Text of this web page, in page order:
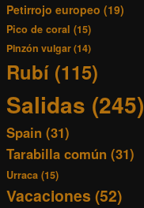
Petirrojo europeo (19)
Pico de coral (15)
Pinzón vulgar(14)
Rubí (115)
Salidas (245)
Spain (31)
Tarabilla común (31)
Urraca (15)
Vacaciones (52)